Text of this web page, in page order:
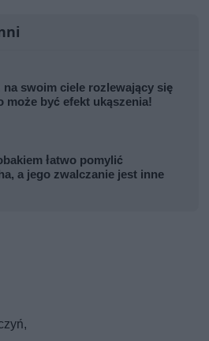
na swoim ciele rozlewający się
może być efekt ukąszenia!
łatwo pomylić
a jego zwalczanie jest inne